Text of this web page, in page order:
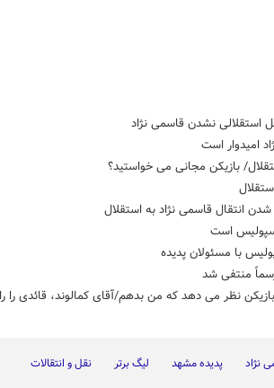
استقلالی نشدن قاسمی نژاد
امیدوار است
بازیکن مجانی می خواستید؟
انتقال قاسمی نژاد به استقلال
است
با مسئولان پدیده
منتفی شد
نظر می دهد که من بدهم/آقای کمالوند، قائدی را
نژاد پدیده مشهد لیگ برتر نقل و انتقالات